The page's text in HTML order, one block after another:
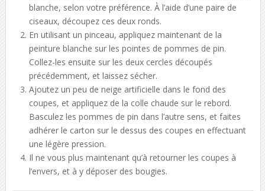
blanche, selon votre préférence. À l’aide d’une paire de
ciseaux, découpez ces deux ronds.
En utilisant un pinceau, appliquez maintenant de la
peinture blanche sur les pointes de pommes de pin.
Collez-les ensuite sur les deux cercles découpés
précédemment, et laissez sécher.
Ajoutez un peu de neige artificielle dans le fond des
coupes, et appliquez de la colle chaude sur le rebord.
Basculez les pommes de pin dans l’autre sens, et faites
adhérer le carton sur le dessus des coupes en effectuant
une légère pression.
Il ne vous plus maintenant qu’à retourner les coupes à
l’envers, et à y déposer des bougies.